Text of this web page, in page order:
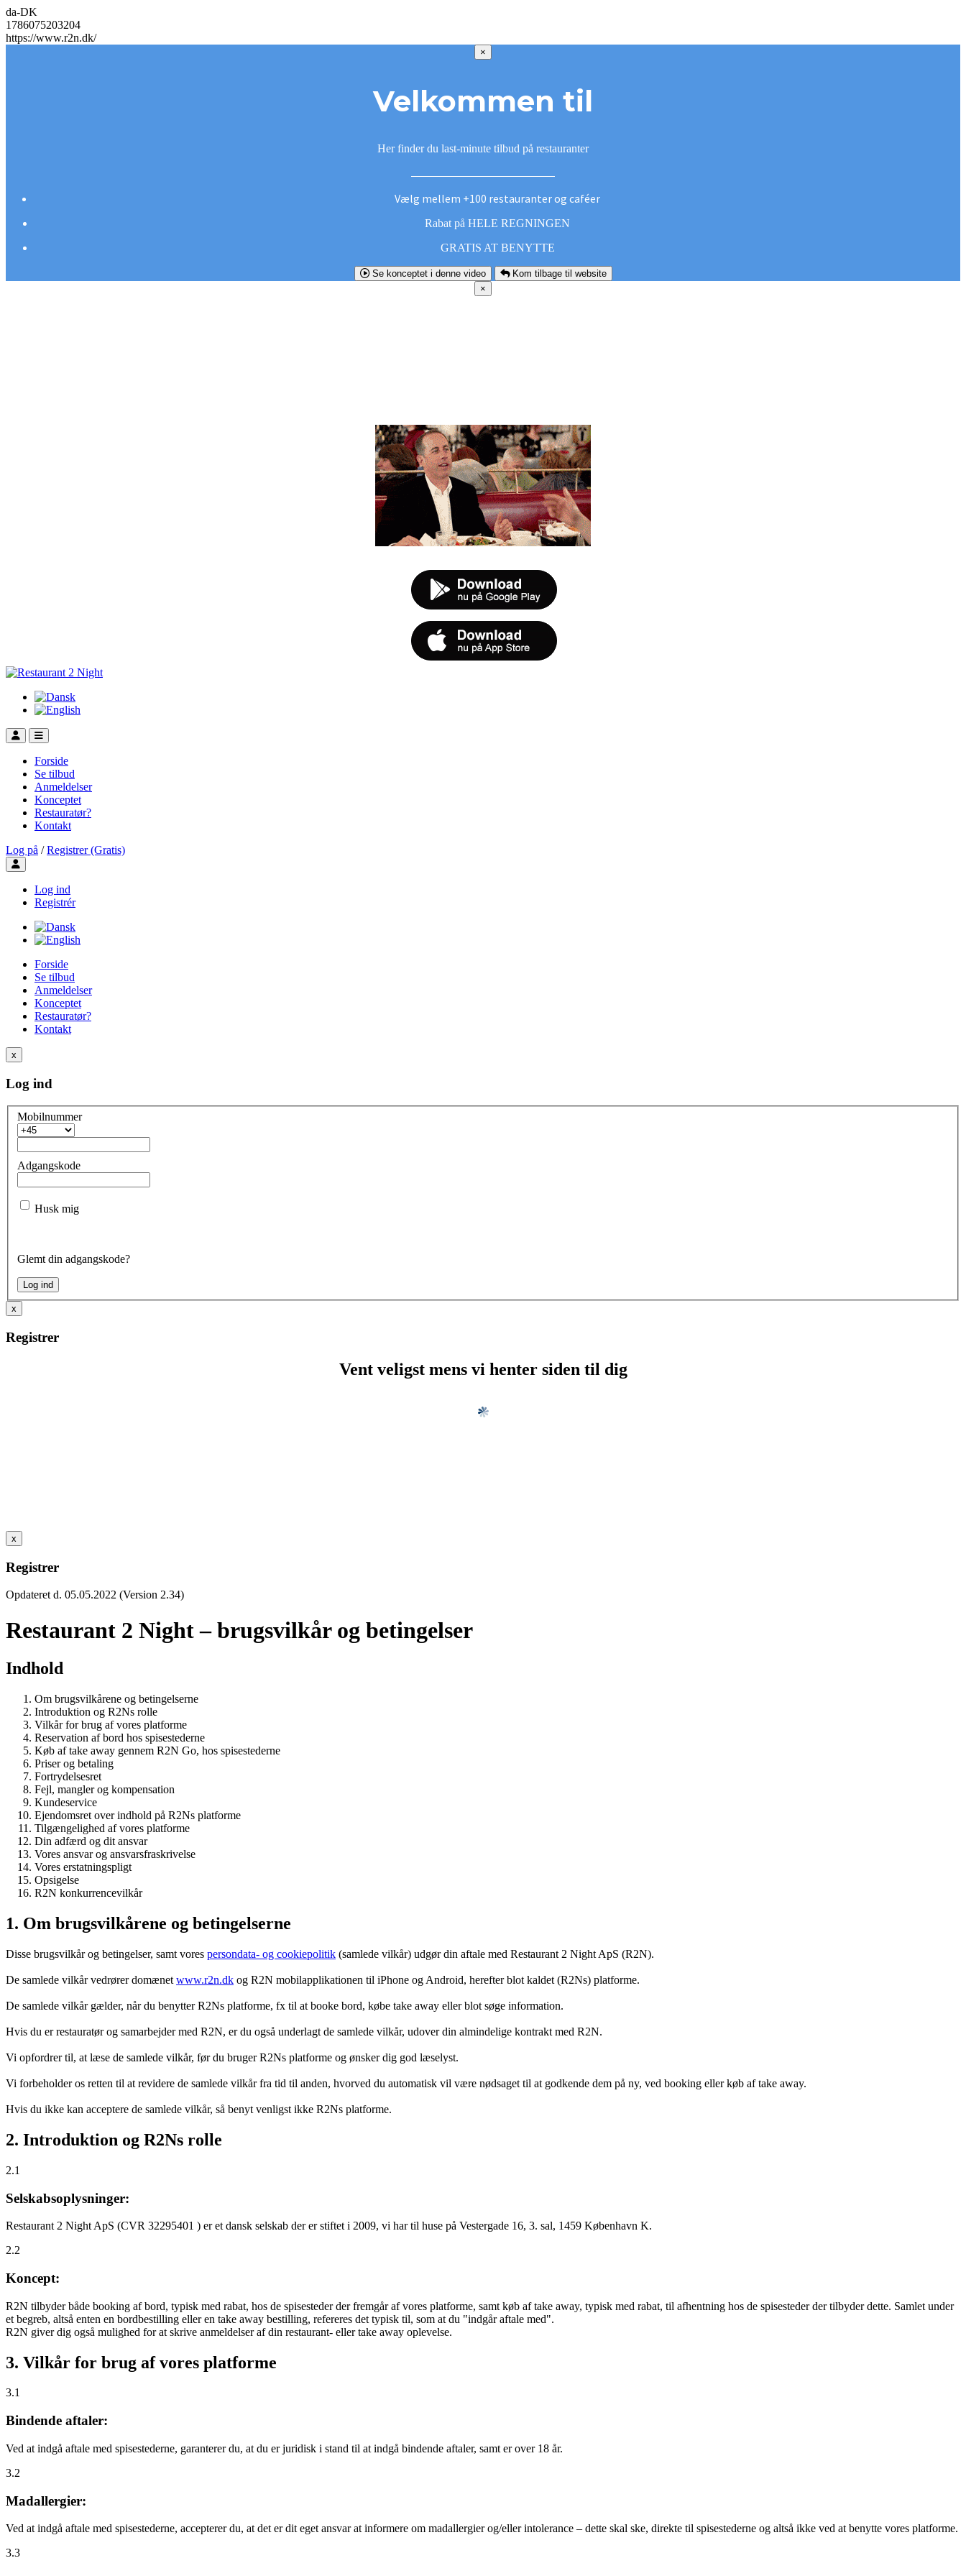
da-DK
1786075203204
https://www.r2n.dk/
×
Velkommen til
Her finder du last-minute tilbud på restauranter
Vælg mellem +100 restauranter og caféer
Rabat på HELE REGNINGEN
GRATIS AT BENYTTE
Se konceptet i denne video
Kom tilbage til website
×
Forside
Se tilbud
Anmeldelser
Konceptet
Restauratør?
Kontakt
Log på / Registrer (Gratis)
Toggle user menu
Log ind
Registrér
Forside
Se tilbud
Anmeldelser
Konceptet
Restauratør?
Kontakt
x
Log ind
Mobilnummer
Adgangskode
Husk mig
Glemt din adgangskode?
x
Registrer
Vent veligst mens vi henter siden til dig
x
Registrer
Opdateret d. 05.05.2022 (Version 2.34)
Restaurant 2 Night – brugsvilkår og betingelser
Indhold
Om brugsvilkårene og betingelserne
Introduktion og R2Ns rolle
Vilkår for brug af vores platforme
Reservation af bord hos spisestederne
Køb af take away gennem R2N Go, hos spisestederne
Priser og betaling
Fortrydelsesret
Fejl, mangler og kompensation
Kundeservice
Ejendomsret over indhold på R2Ns platforme
Tilgængelighed af vores platforme
Din adfærd og dit ansvar
Vores ansvar og ansvarsfraskrivelse
Vores erstatningspligt
Opsigelse
R2N konkurrencevilkår
1. Om brugsvilkårene og betingelserne
Disse brugsvilkår og betingelser, samt vores persondata- og cookiepolitik (samlede vilkår) udgør din aftale med Restaurant 2 Night ApS (R2N).
De samlede vilkår vedrører domænet www.r2n.dk og R2N mobilapplikationen til iPhone og Android, herefter blot kaldet (R2Ns) platforme.
De samlede vilkår gælder, når du benytter R2Ns platforme, fx til at booke bord, købe take away eller blot søge information.
Hvis du er restauratør og samarbejder med R2N, er du også underlagt de samlede vilkår, udover din almindelige kontrakt med R2N.
Vi opfordrer til, at læse de samlede vilkår, før du bruger R2Ns platforme og ønsker dig god læselyst.
Vi forbeholder os retten til at revidere de samlede vilkår fra tid til anden, hvorved du automatisk vil være nødsaget til at godkende dem på ny, ved booking eller køb af take away.
Hvis du ikke kan acceptere de samlede vilkår, så benyt venligst ikke R2Ns platforme.
2. Introduktion og R2Ns rolle
2.1
Selskabsoplysninger:
Restaurant 2 Night ApS (CVR 32295401 ) er et dansk selskab der er stiftet i 2009, vi har til huse på Vestergade 16, 3. sal, 1459 København K.
2.2
Koncept:
R2N tilbyder både booking af bord, typisk med rabat, hos de spisesteder der fremgår af vores platforme, samt køb af take away, typisk med rabat, til afhentning hos de spisesteder der tilbyder dette. Samlet under
et begreb, altså enten en bordbestilling eller en take away bestilling, refereres det typisk til, som at du "indgår aftale med".
R2N giver dig også mulighed for at skrive anmeldelser af din restaurant- eller take away oplevelse.
3. Vilkår for brug af vores platforme
3.1
Bindende aftaler:
Ved at indgå aftale med spisestederne, garanterer du, at du er juridisk i stand til at indgå bindende aftaler, samt er over 18 år.
3.2
Madallergier:
Ved at indgå aftale med spisestederne, accepterer du, at det er dit eget ansvar at informere om madallergier og/eller intolerance – dette skal ske, direkte til spisestederne og altså ikke ved at benytte vores platforme.
3.3